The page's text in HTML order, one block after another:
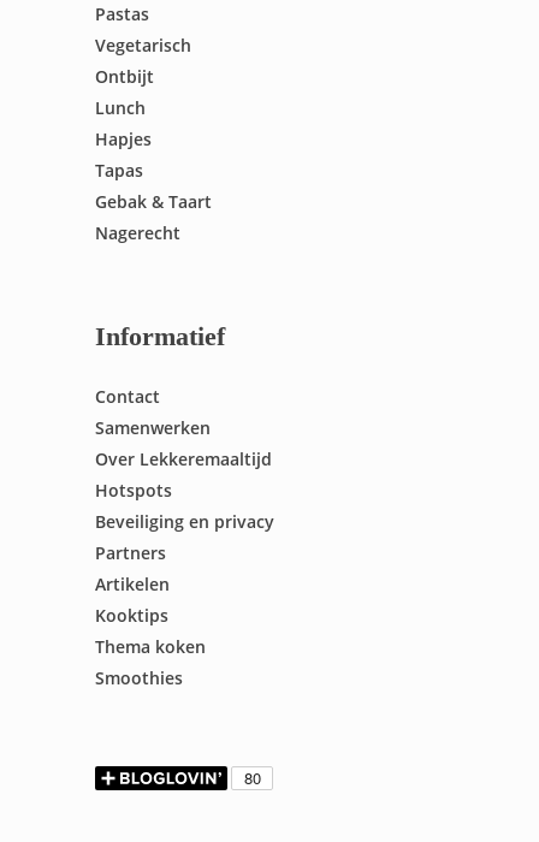
Pastas
Vegetarisch
Ontbijt
Lunch
Hapjes
Tapas
Gebak & Taart
Nagerecht
Informatief
Contact
Samenwerken
Over Lekkeremaaltijd
Hotspots
Beveiliging en privacy
Partners
Artikelen
Kooktips
Thema koken
Smoothies